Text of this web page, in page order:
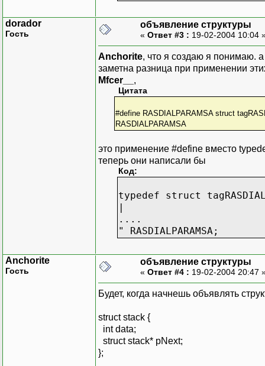
dorador
Гость
объявление структуры
« Ответ #3 : 19-02-2004 10:04
Anchorite, что я создаю я понимаю. а
заметна разница при применении
Mfcer__ ,
Цитата
#define RASDIALPARAMSA struct
RASDIALPARAMSA
это применение #define вместо
теперь они написали бы
Код:
typedef struct
|
....
" RASDIALPARAMSA;
Anchorite
Гость
объявление структуры
« Ответ #4 : 19-02-2004 20:47
Будет, когда начнешь объявлять
struct stack {
int data;
struct stack* pNext;
};